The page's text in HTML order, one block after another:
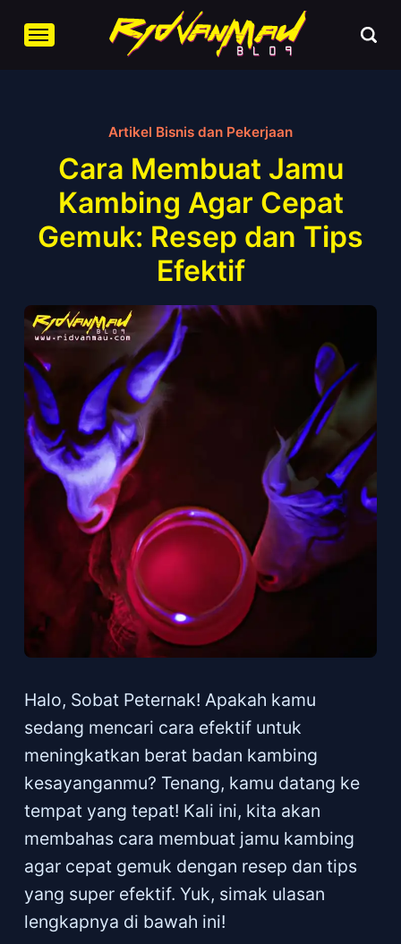
Artikel Bisnis dan Pekerjaan
Cara Membuat Jamu
Kambing Agar Cepat
Gemuk: Resep dan Tips
Efektif
Halo, Sobat Peternak! Apakah kamu
sedang mencari cara efektif untuk
meningkatkan berat badan kambing
kesayanganmu? Tenang, kamu datang ke
tempat yang tepat! Kali ini, kita akan
membahas cara membuat jamu kambing
agar cepat gemuk dengan resep dan tips
yang super efektif. Yuk, simak ulasan
lengkapnya di bawah ini!